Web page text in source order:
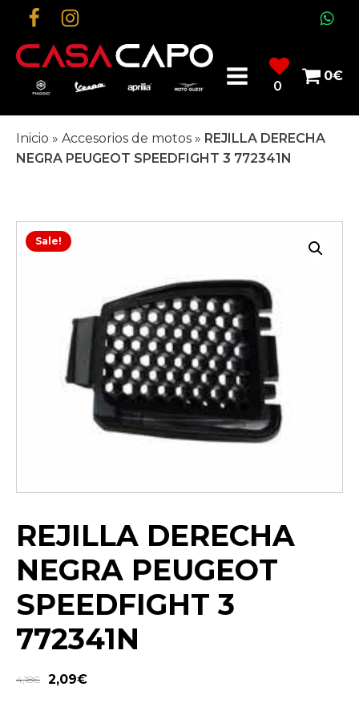
0
0€
Inicio » Accesorios de motos » REJILLA DERECHA
NEGRA PEUGEOT SPEEDFIGHT 3 772341N
Sale!
REJILLA DERECHA
NEGRA PEUGEOT
SPEEDFIGHT 3
772341N
4,18€ 2,09€